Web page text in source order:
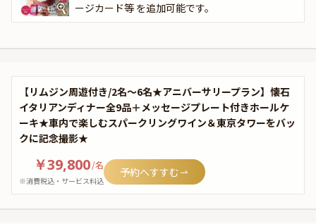
ージカード等 を追加可能です。
【リムジン周遊付き/2名～6名★アニバーサリープラン】懐石
イタリアンディナー全9品＋メッセージプレート付きホールケ
ーキ★車内で楽しむスパークリングワイン＆東京タワーをバッ
クに記念撮影★
￥39,800/名
※消費税込・サービス料込
予約へすすむ